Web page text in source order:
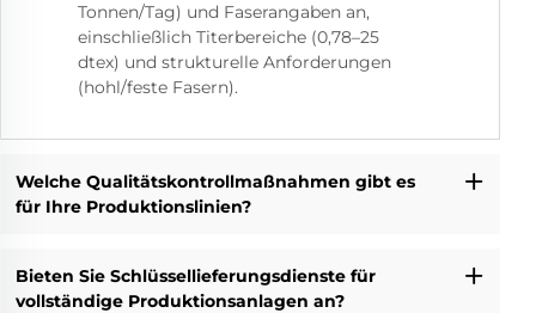
Tonnen/Tag) und Faserangaben an,
einschließlich Titerbereiche (0,78–25
dtex) und strukturelle Anforderungen
(hohl/feste Fasern).
Welche Qualitätskontrollmaßnahmen gibt es
für Ihre Produktionslinien?
Bieten Sie Schlüssellieferungsdienste für
vollständige Produktionsanlagen an?